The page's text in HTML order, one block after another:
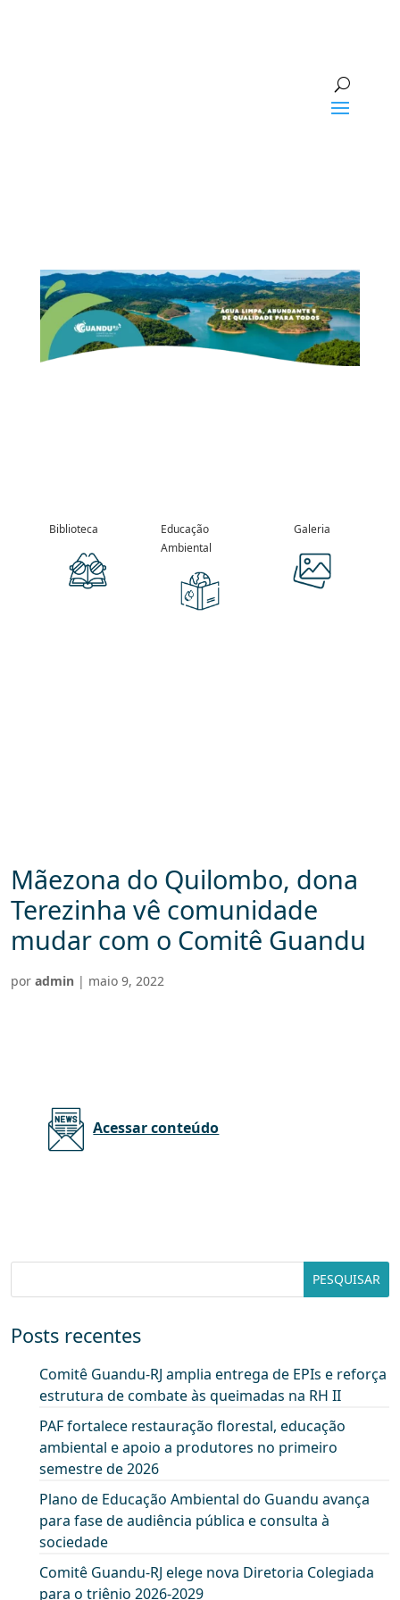
Biblioteca
Educação
Ambiental
Galeria
Mãezona do Quilombo, dona
Terezinha vê comunidade
mudar com o Comitê Guandu
por admin | maio 9, 2022
Acessar conteúdo
Posts recentes
Comitê Guandu-RJ amplia entrega de EPIs e reforça
estrutura de combate às queimadas na RH II
PAF fortalece restauração florestal, educação
ambiental e apoio a produtores no primeiro
semestre de 2026
Plano de Educação Ambiental do Guandu avança
para fase de audiência pública e consulta à
sociedade
Comitê Guandu-RJ elege nova Diretoria Colegiada
para o triênio 2026-2029